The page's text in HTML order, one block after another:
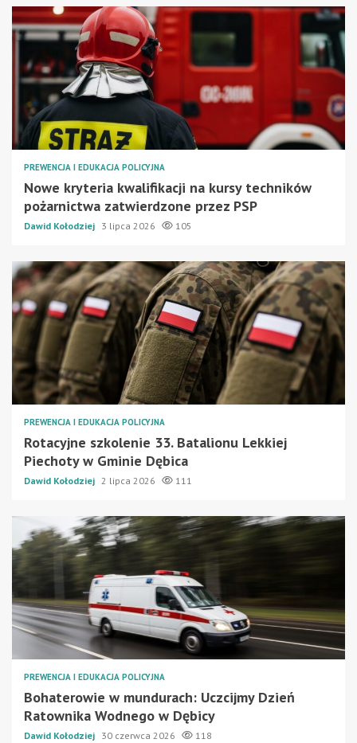
PREWENCJA I EDUKACJA POLICYJNA
Nowe kryteria kwalifikacji na kursy techników
pożarnictwa zatwierdzone przez PSP
Dawid Kołodziej 3 lipca 2026 105
PREWENCJA I EDUKACJA POLICYJNA
Rotacyjne szkolenie 33. Batalionu Lekkiej
Piechoty w Gminie Dębica
Dawid Kołodziej 2 lipca 2026 111
PREWENCJA I EDUKACJA POLICYJNA
Bohaterowie w mundurach: Uczcijmy Dzień
Ratownika Wodnego w Dębicy
Dawid Kołodziej 30 czerwca 2026 118